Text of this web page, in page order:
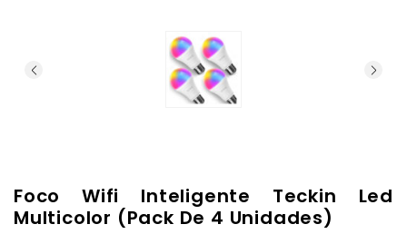
Foco Wifi Inteligente Teckin Led
Multicolor (Pack De 4 Unidades)